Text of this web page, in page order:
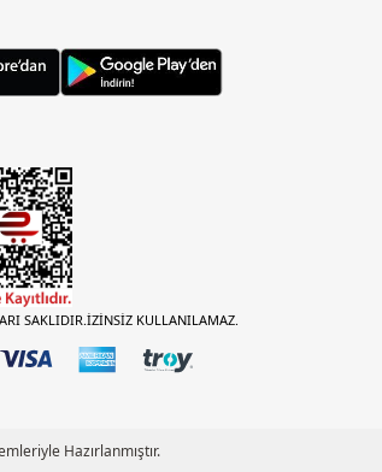
SAKLIDIR.İZİNSİZ KULLANILAMAZ.
Hazırlanmıştır.